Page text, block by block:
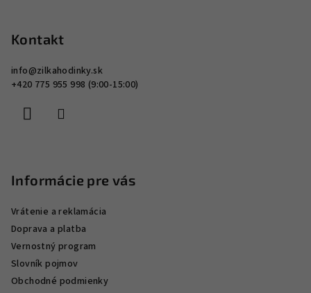
Kontakt
info@zilkahodinky.sk
+420 775 955 998 (9:00-15:00)
Informácie pre vás
Vrátenie a reklamácia
Doprava a platba
Vernostný program
Slovník pojmov
Obchodné podmienky